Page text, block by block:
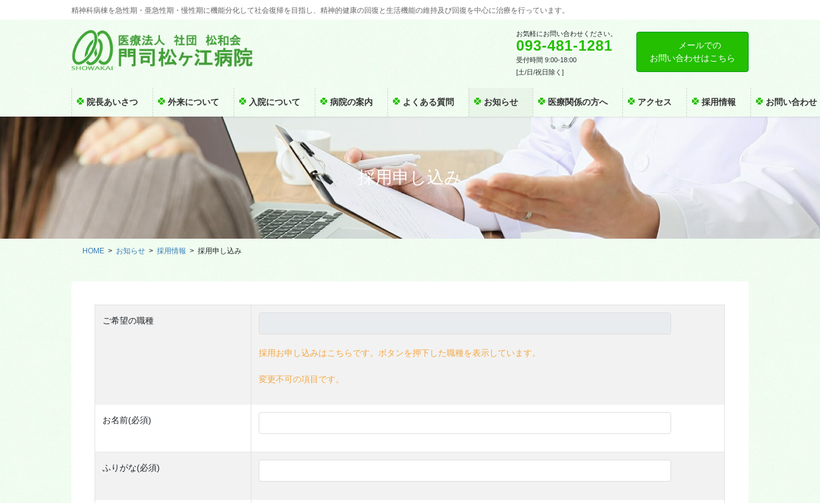
精神科病棟を急性期・亜急性期・慢性期に機能分化して社会復帰を目指し、精神的健康の回復と生活機能の維持及び回復を中心に治療を行っています。
お気軽にお問い合わせください。
093-481-1281
受付時間 9:00-18:00
[土/日/祝日除く]
メールでの
お問い合わせはこちら
院長あいさつ 外来について 入院について 病院の案内 よくある質問 お知らせ 医療関係の方へ アクセス 採用情報 お問い合わせ
採用申し込み
HOME お知らせ 採用情報 採用申し込み
ご希望の職種
採用お申し込みはこちらです。ボタンを押下した職種を表示しています。
変更不可の項目です。
お名前(必須)
ふりがな(必須)